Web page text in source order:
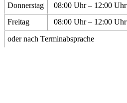
Donnerstag
08:00 Uhr – 12:00 Uhr
Freitag
08:00 Uhr – 12:00 Uhr
oder nach Terminabsprache